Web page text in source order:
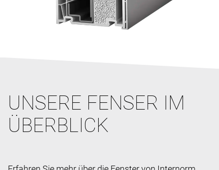
UNSERE FENSER IM
ÜBERBLICK